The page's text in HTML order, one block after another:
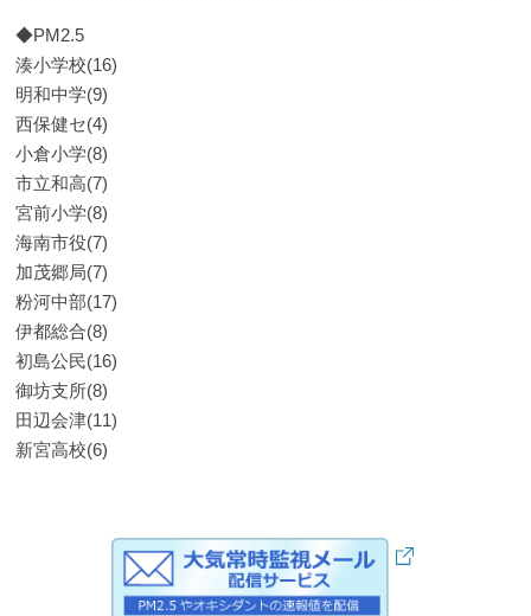
◆PM2.5
湊小学校(16)
明和中学(9)
西保健セ(4)
小倉小学(8)
市立和高(7)
宮前小学(8)
海南市役(7)
加茂郷局(7)
粉河中部(17)
伊都総合(8)
初島公民(16)
御坊支所(8)
田辺会津(11)
新宮高校(6)